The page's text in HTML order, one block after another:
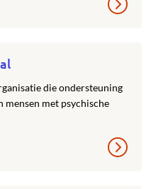
die ondersteuning
met psychische